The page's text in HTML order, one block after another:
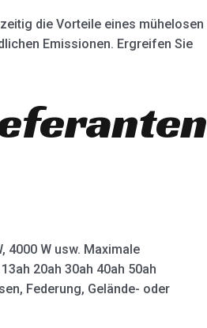
die Vorteile eines mühelosen
Emissionen. Ergreifen Sie
4000 W usw. Maximale
20ah 30ah 40ah 50ah
Federung, Gelände- oder